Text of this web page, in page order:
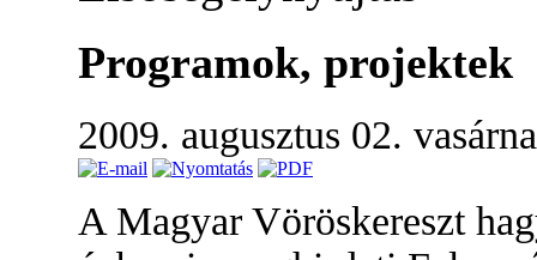
Programok, projektek
2009. augusztus 02.
A Magyar Vöröskereszt